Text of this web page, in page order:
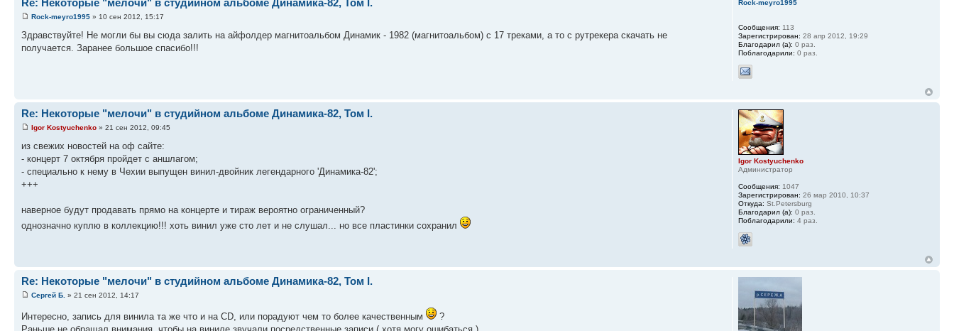
Re: Некоторые "мелочи" в студийном альбоме Динамика-82, Том I.
Rock-meyro1995 » 10 сен 2012, 15:17
Здравствуйте! Не могли бы вы сюда залить на айфолдер магнитоальбом Динамик - 1982 (магнитоальбом) с 17 треками, а то с рутрекера скачать не
получается. Заранее большое спасибо!!!
Rock-meyro1995
Сообщения: 113
Зарегистрирован: 28 апр 2012, 19:29
Благодарил (а): 0 раз.
Поблагодарили: 0 раз.
Re: Некоторые "мелочи" в студийном альбоме Динамика-82, Том I.
Igor Kostyuchenko » 21 сен 2012, 09:45
из свежих новостей на оф сайте:
- концерт 7 октября пройдет с аншлагом;
- специально к нему в Чехии выпущен винил-двойник легендарного 'Динамика-82';
+++
наверное будут продавать прямо на концерте и тираж вероятно ограниченный?
однозначно куплю в коллекцию!!! хоть винил уже сто лет и не слушал... но все пластинки сохранил
Igor Kostyuchenko
Администратор
Сообщения: 1047
Зарегистрирован: 26 мар 2010, 10:37
Откуда: St.Petersburg
Благодарил (а): 0 раз.
Поблагодарили: 4 раз.
Re: Некоторые "мелочи" в студийном альбоме Динамика-82, Том I.
Сергей Б. » 21 сен 2012, 14:17
Интересно, запись для винила та же что и на CD, или порадуют чем то более качественным
?